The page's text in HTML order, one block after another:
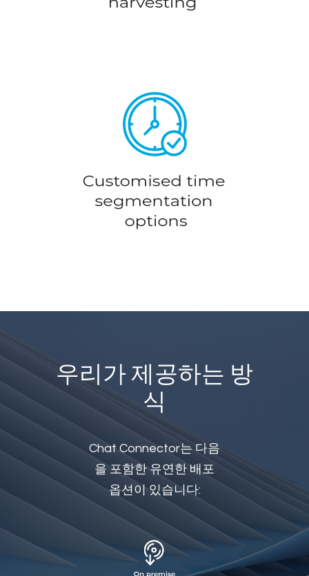
우리가 제공하는 방
식
Chat Connector는 다음
을 포함한 유연한 배포
옵션이 있습니다: